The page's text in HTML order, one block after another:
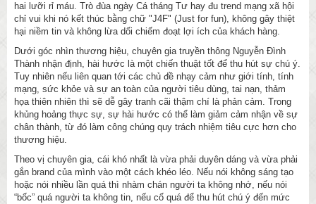
hai lưỡi rỉ máu. Trò đùa ngày Cá tháng Tư hay đu trend mạng xã hội
chỉ vui khi nó kết thúc bằng chữ "J4F" (Just for fun), không gây thiệt
hại niềm tin và không lừa dối chiếm đoạt lợi ích của khách hàng.
Dưới góc nhìn thương hiệu, chuyên gia truyền thông Nguyễn Đình
Thành nhận định, hài hước là một chiến thuật tốt để thu hút sự chú ý.
Tuy nhiên nếu liên quan tới các chủ đề nhạy cảm như giới tính, tính
mạng, sức khỏe và sự an toàn của người tiêu dùng, tai nạn, thảm
họa thiên nhiên thì sẽ dễ gây tranh cãi thậm chí là phản cảm. Trong
khủng hoảng thực sự, sự hài hước có thể làm giảm cảm nhận về sự
chân thành, từ đó làm công chúng quy trách nhiệm tiêu cực hơn cho
thương hiệu.
Theo vị chuyên gia, cái khó nhất là vừa phải duyên dáng và vừa phải
gắn brand của mình vào một cách khéo léo. Nếu nói không sáng tạo
hoặc nói nhiều lần quá thì nhàm chán người ta không nhớ, nếu nói
“bốc” quá người ta không tin, nếu cố quá để thu hút chú ý đến mức